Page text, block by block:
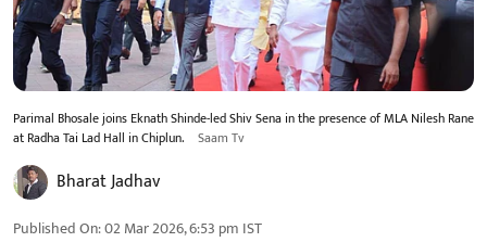
Parimal Bhosale joins Eknath Shinde-led Shiv Sena in the presence of MLA Nilesh Rane
at Radha Tai Lad Hall in Chiplun.
Saam Tv
Bharat Jadhav
Published On:02 Mar 2026, 6:53 pm IST